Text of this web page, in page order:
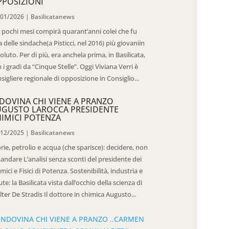
2026| Basilicatanews
pochi mesi compirà quarant’anni colei che fu
delle sindache(a Pisticci, nel 2016) più giovaniin
Per di più, era anchela prima, in Basilicata,
i gradi da “Cinque Stelle”. Oggi Viviana Verri è
regionale di opposizione in Consiglio...
CHI VIENE A PRANZO
LAROCCA PRESIDENTE
POTENZA
2025 | Basilicatanews
petrolio e acqua (che sparisce): decidere, non
L’analisi senza sconti del presidente dei
e Fisici di Potenza. Sostenibilità, industria e
la Basilicata vista dall’occhio della scienza di
De Stradis Il dottore in chimica Augusto...